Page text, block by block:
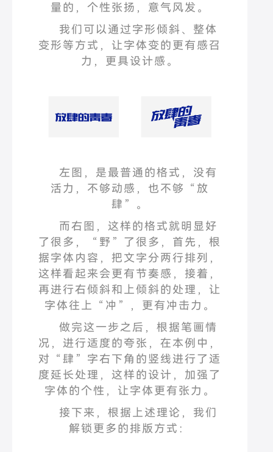
量的，个性张扬，意气风发。
我们可以通过字形倾斜、整体
变形等方式，让字体变的更有感召
力，更具设计感。
左图，是最普通的格式，没有
活力，不够动感，也不够 “ 放
肆 ” 。
而右图，这样的格式就明显好
了很多，
“ 野 ” 了很多，首先，根
据字体内容，把文字分两行排列，
这样看起来会更有节奏感，接着，
再进行右倾斜和上倾斜的处理，让
字体往上 “ 冲 ”
，更有冲击力。
做完这一步之后，根据笔画情
况，进行适度的夸张，在本例中，
对 “肆 ” 字右下角的竖线进行了适
度延长处理，这样的设计，加强了
字体的个性，让字体更有张力。
接下来，根据上述理论，我们
解锁更多的排版方式：